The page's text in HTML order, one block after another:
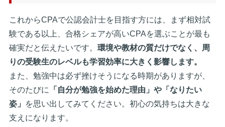
これからCPAで公認会計士を目指す方には、まず相対試
験である以上、合格シェアが高いCPAを選ぶことが最も
確実だと伝えたいです。 環境や教材の質だけでなく、周
りの受験生のレベルも学習効率に大きく影響します。
また、勉強中は必ず挫けそうになる時期がありますが、
そのたびに
「自分が勉強を始めた理由」や「なりたい
姿」
を思い出してみてください。初心の気持ちは大きな
支えになります。